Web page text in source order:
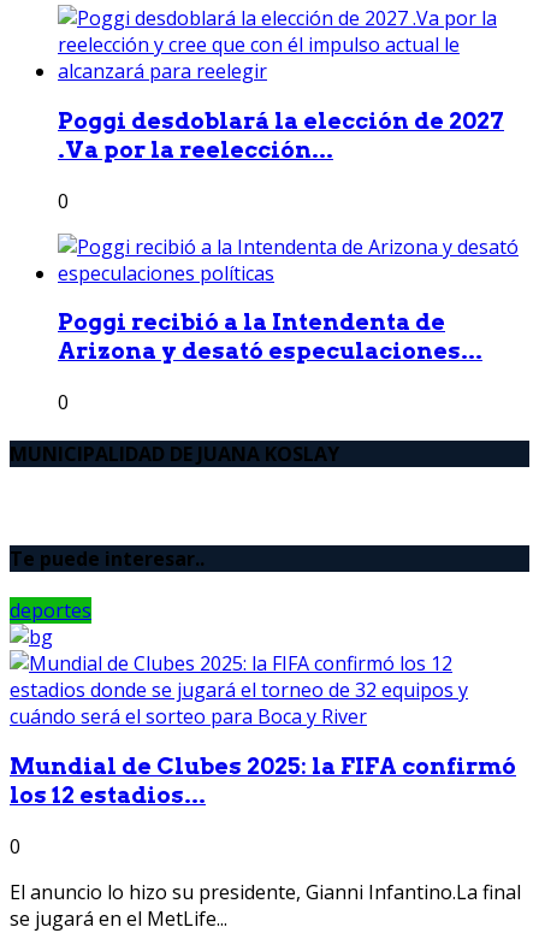
Poggi desdoblará la elección de 2027
.Va por la reelección...
0
Poggi recibió a la Intendenta de
Arizona y desató especulaciones...
0
MUNICIPALIDAD DE JUANA KOSLAY
Te puede interesar..
deportes
Mundial de Clubes 2025: la FIFA confirmó
los 12 estadios...
0
El anuncio lo hizo su presidente, Gianni Infantino.La final
se jugará en el MetLife...